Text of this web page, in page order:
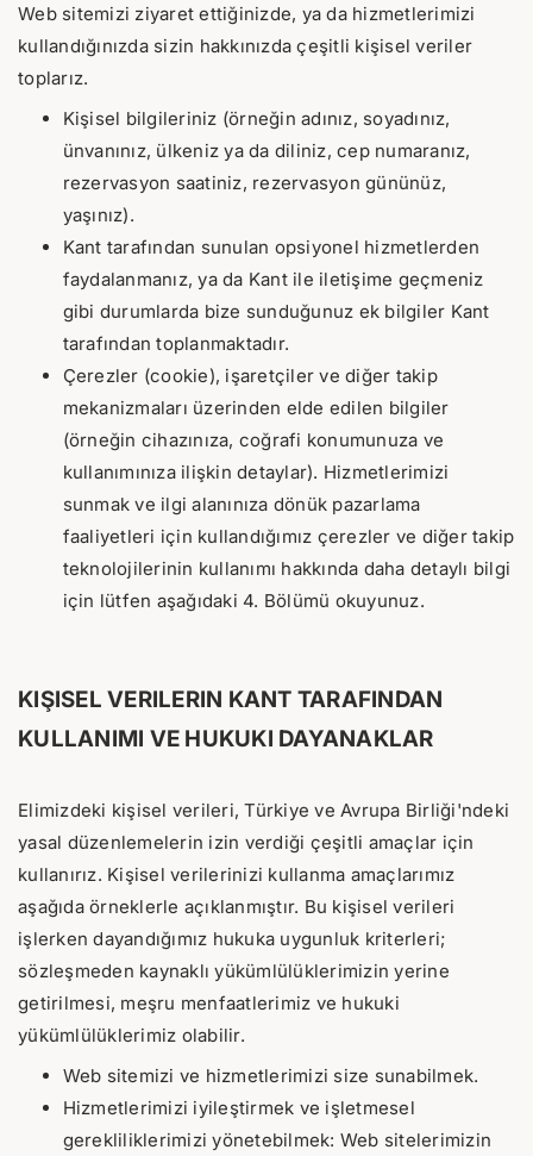
Web sitemizi ziyaret ettiğinizde, ya da hizmetlerimizi
kullandığınızda sizin hakkınızda çeşitli kişisel veriler
toplarız.
Kişisel bilgileriniz (örneğin adınız, soyadınız,
ünvanınız, ülkeniz ya da diliniz, cep numaranız,
rezervasyon saatiniz, rezervasyon gününüz,
yaşınız).
Kant tarafından sunulan opsiyonel hizmetlerden
faydalanmanız, ya da Kant ile iletişime geçmeniz
gibi durumlarda bize sunduğunuz ek bilgiler Kant
tarafından toplanmaktadır.
Çerezler (cookie), işaretçiler ve diğer takip
mekanizmaları üzerinden elde edilen bilgiler
(örneğin cihazınıza, coğrafi konumunuza ve
kullanımınıza ilişkin detaylar). Hizmetlerimizi
sunmak ve ilgi alanınıza dönük pazarlama
faaliyetleri için kullandığımız çerezler ve diğer takip
teknolojilerinin kullanımı hakkında daha detaylı bilgi
için lütfen aşağıdaki 4. Bölümü okuyunuz.
KIŞISEL VERILERIN KANT TARAFINDAN
KULLANIMI VE HUKUKI DAYANAKLAR
Elimizdeki kişisel verileri, Türkiye ve Avrupa Birliği'ndeki
yasal düzenlemelerin izin verdiği çeşitli amaçlar için
kullanırız. Kişisel verilerinizi kullanma amaçlarımız
aşağıda örneklerle açıklanmıştır. Bu kişisel verileri
işlerken dayandığımız hukuka uygunluk kriterleri;
sözleşmeden kaynaklı yükümlülüklerimizin yerine
getirilmesi, meşru menfaatlerimiz ve hukuki
yükümlülüklerimiz olabilir.
Web sitemizi ve hizmetlerimizi size sunabilmek.
Hizmetlerimizi iyileştirmek ve işletmesel
gerekliliklerimizi yönetebilmek: Web sitelerimizin